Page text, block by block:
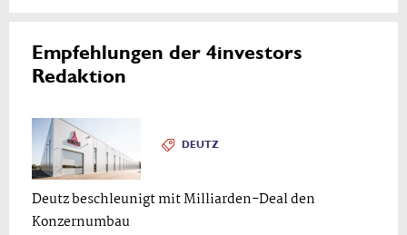
Empfehlungen der 4investors
Redaktion
DEUTZ
Deutz beschleunigt mit Milliarden-Deal den
Konzernumbau